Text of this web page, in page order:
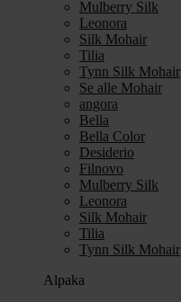
Mulberry Silk
Leonora
Silk Mohair
Tilia
Tynn Silk Mohair
Se alle Mohair
angora
Bella
Bella Color
Desiderio
Filnovo
Mulberry Silk
Leonora
Silk Mohair
Tilia
Tynn Silk Mohair
Alpaka